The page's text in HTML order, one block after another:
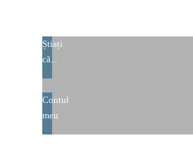
Știați
că...
Contul
meu